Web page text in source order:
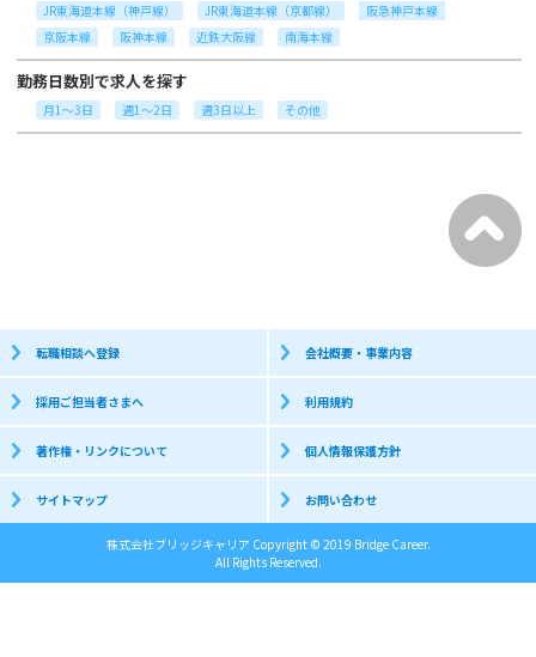
JR東海道本線（神戸線）
JR東海道本線（京都線）
阪急神戸本線
京阪本線
阪神本線 近鉄大阪線 南海本線
勤務日数別で求人を探す
月1～3日 週1～2日 週3日以上 その他
転職相談へ登録 会社概要・事業内容
採用ご担当者さまへ 利用規約
著作権・リンクについて 個人情報保護方針
サイトマップ お問い合わせ
株式会社ブリッジキャリア Copyright © 2019 Bridge Career.
All Rights Reserved.